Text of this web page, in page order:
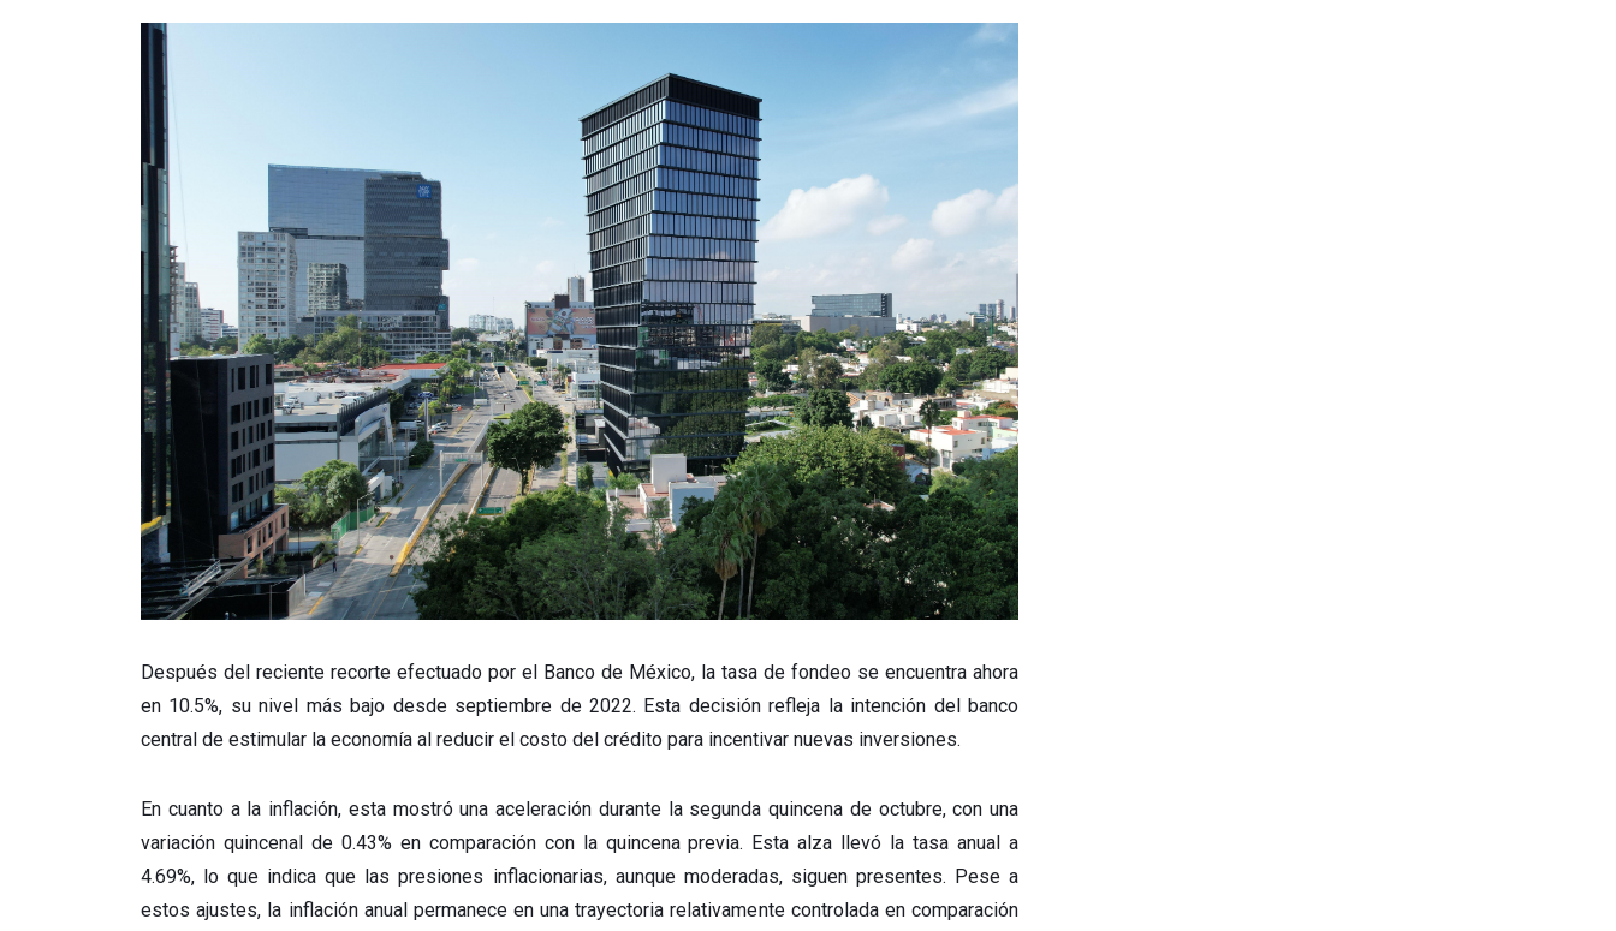
Después del reciente recorte efectuado por el Banco de México, la tasa de fondeo se encuentra ahora
en 10.5%, su nivel más bajo desde septiembre de 2022. Esta decisión refleja la intención del banco
central de estimular la economía al reducir el costo del crédito para incentivar nuevas inversiones.
En cuanto a la inflación, esta mostró una aceleración durante la segunda quincena de octubre, con una
variación quincenal de 0.43% en comparación con la quincena previa. Esta alza llevó la tasa anual a
4.69%, lo que indica que las presiones inflacionarias, aunque moderadas, siguen presentes. Pese a
estos ajustes, la inflación anual permanece en una trayectoria relativamente controlada en comparación